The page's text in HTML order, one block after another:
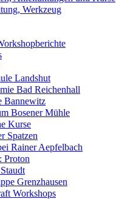
Werkzeug
Landshut
Bad Reichenhall
Bosener Mühle
Kurse
Spatzen
Rainer Aepfelbach
Proton
Grenzhausen
Workshops